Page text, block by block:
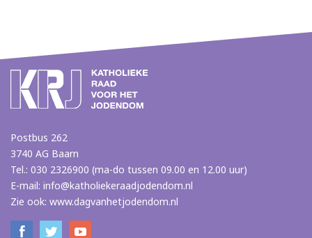
Postbus 262
3740 AG Baarn
Tel.: 030 2326900 (ma-do tussen 09.00 en 12.00 uur)
E-mail: info@katholiekeraadjodendom.nl
Zie ook: www.dagvanhetjodendom.nl